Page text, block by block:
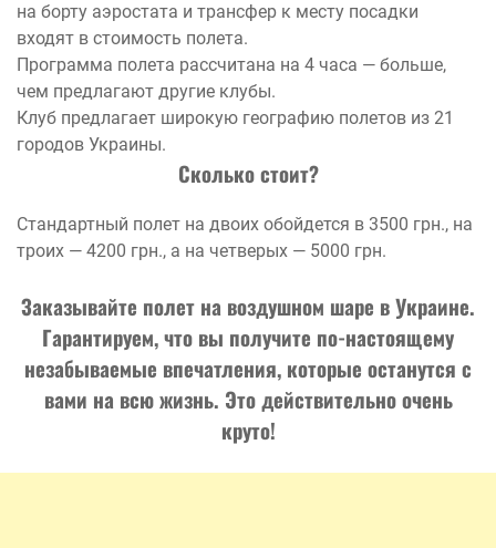
на борту аэростата и трансфер к месту посадки
входят в стоимость полета.
Программа полета рассчитана на 4 часа — больше,
чем предлагают другие клубы.
Клуб предлагает широкую географию полетов из 21
городов Украины.
Сколько стоит?
Стандартный полет на двоих обойдется в 3500 грн., на
троих — 4200 грн., а на четверых — 5000 грн.
Заказывайте полет на воздушном шаре в Украине.
Гарантируем, что вы получите по-настоящему
незабываемые впечатления, которые останутся с
вами на всю жизнь. Это действительно очень
круто!